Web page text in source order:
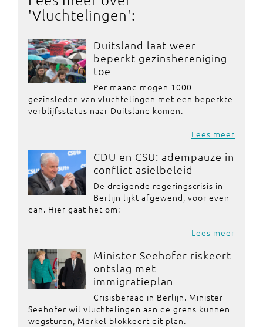
'Vluchtelingen':
Duitsland laat weer
beperkt gezinshereniging
toe
Per maand mogen 1000
gezinsleden van vluchtelingen met een beperkte
verblijfsstatus naar Duitsland komen.
Lees meer
CDU en CSU: adempauze in
conflict asielbeleid
De dreigende regeringscrisis in
Berlijn lijkt afgewend, voor even
dan. Hier gaat het om:
Lees meer
Minister Seehofer riskeert
ontslag met
immigratieplan
Crisisberaad in Berlijn. Minister
Seehofer wil vluchtelingen aan de grens kunnen
wegsturen, Merkel blokkeert dit plan.